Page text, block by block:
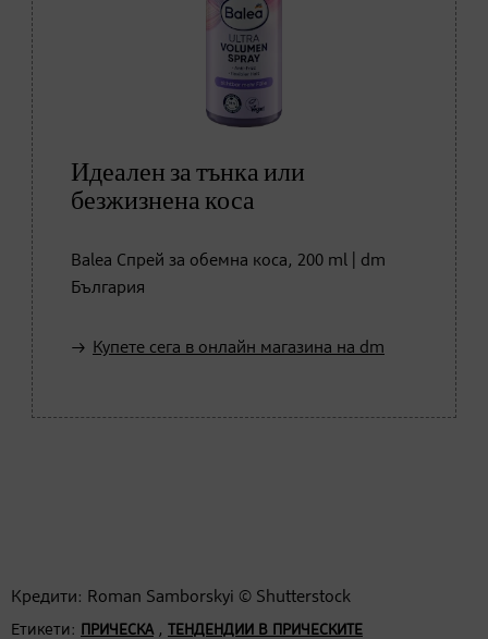
Идеален за тънка или
безжизнена коса
Balea Спрей за обемна коса, 200 ml | dm
България
Купете сега в онлайн магазина на dm
Кредити: Roman Samborskyi © Shutterstock
Етикети: ПРИЧЕСКА, ТЕНДЕНДИИ В ПРИЧЕСКИТЕ